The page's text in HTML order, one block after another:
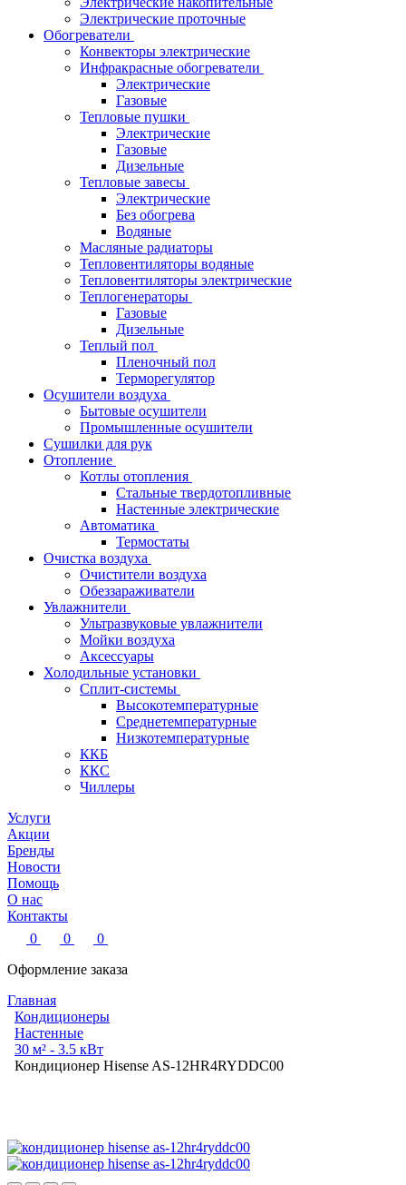
Электрические проточные
Обогреватели
Конвекторы электрические
Инфракрасные обогреватели
Электрические
Газовые
Тепловые пушки
Электрические
Газовые
Дизельные
Тепловые завесы
Электрические
Без обогрева
Водяные
Масляные радиаторы
Тепловентиляторы водяные
Тепловентиляторы электрические
Теплогенераторы
Газовые
Дизельные
Теплый пол
Пленочный пол
Терморегулятор
Осушители воздуха
Бытовые осушители
Промышленные осушители
Сушилки для рук
Отопление
Котлы отопления
Стальные твердотопливные
Настенные электрические
Автоматика
Термостаты
Очистка воздуха
Очистители воздуха
Обеззараживатели
Увлажнители
Ультразвуковые увлажнители
Мойки воздуха
Аксессуары
Холодильные установки
Сплит-системы
Высокотемпературные
Среднетемпературные
Низкотемпературные
ККБ
ККС
Чиллеры
Услуги
Акции
Бренды
Новости
Помощь
О нас
Контакты
0
0
0
Оформление заказа
Главная
Кондиционеры
Настенные
30 м² - 3.5 кВт
Кондиционер Hisense AS-12HR4RYDDC00